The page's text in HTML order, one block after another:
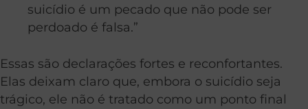
suicídio é um pecado que não pode ser
perdoado é falsa.”
Essas são declarações fortes e reconfortantes.
Elas deixam claro que, embora o suicídio seja
trágico, ele não é tratado como um ponto final